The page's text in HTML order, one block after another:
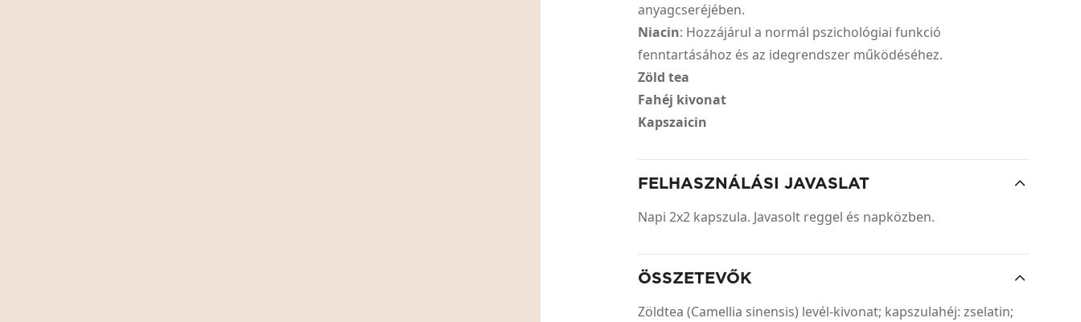
anyagcseréjében.
Niacin: Hozzájárul a normál pszichológiai funkció
fenntartásához és az idegrendszer működéséhez.
Zöld tea
Fahéj kivonat
Kapszaicin
FELHASZNÁLÁSI JAVASLAT
Napi 2x2 kapszula. Javasolt reggel és napközben.
ÖSSZETEVŐK
Zöldtea (Camellia sinensis) levél-kivonat; kapszulahéj: zselatin;